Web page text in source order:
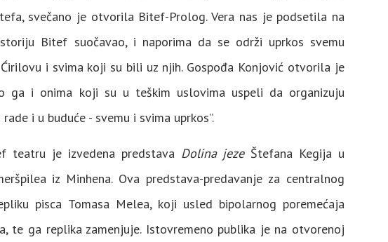
svečano je otvorila Bitef-Prolog. Vera nas je podsetila na
Bitef suočavao, i naporima da se održi uprkos svemu
i svima koji su bili uz njih. Gospođa Konjović otvorila je
ga i onima koji su u teškim uslovima uspeli da organizuju
i u buduće - svemu i svima uprkos”.
teatru je izvedena predstava Dolina jezeŠtefana Kegija u
iz Minhena. Ova predstava-predavanje za centralnog
pisca Tomasa Melea, koji usled bipolarnog poremećaja
te ga replika zamenjuje. Istovremeno publika je na otvorenoj